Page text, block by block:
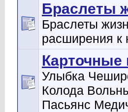
Браслеты
Браслеты
расширения к
Карточные
Улыбка
Колода
Пасьянс